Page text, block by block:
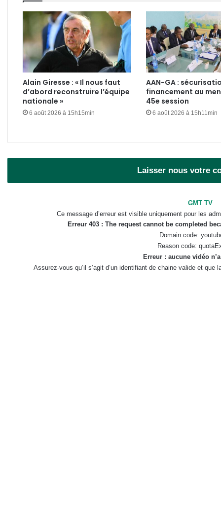
Alain Giresse : « Il nous faut
d’abord reconstruire l’équipe
nationale »
6 août 2026 à 15h15min
AAN-GA :
financement au
45e session
6 août 2026 à 15h11min
Laisser nous votre
GMT TV
Ce message d’erreur est visible uniquement pour les
Erreur 403 : The request cannot be completed
Domain code:
Reason code:
Erreur : aucune vidéo
Assurez-vous qu’il s’agit d’un identifiant de chaine valide et